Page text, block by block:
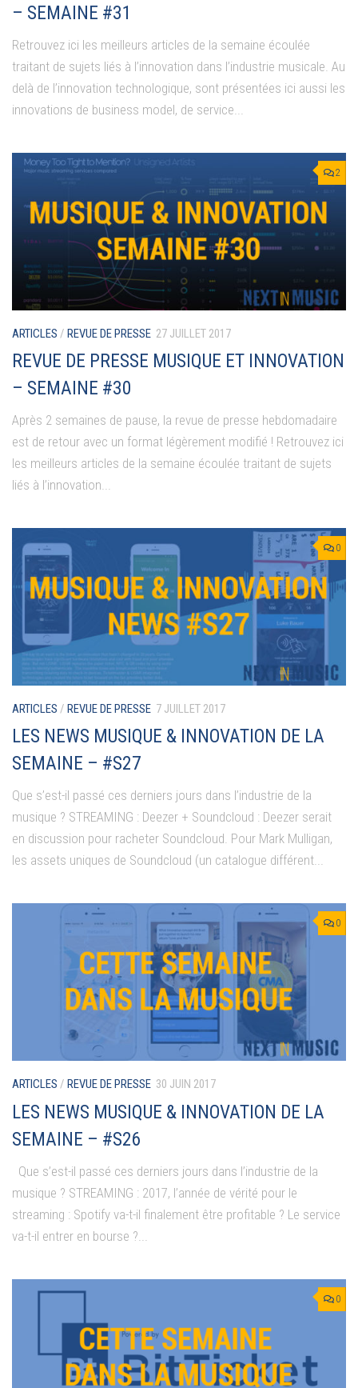
– SEMAINE #31
Retrouvez ici les meilleurs articles de la semaine écoulée
traitant de sujets liés à l’innovation dans l’industrie musicale. Au
delà de l’innovation technologique, sont présentées ici aussi les
innovations de business model, de service...
2
ARTICLES / REVUE DE PRESSE 27 JUILLET 2017
REVUE DE PRESSE MUSIQUE ET INNOVATION
– SEMAINE #30
Après 2 semaines de pause, la revue de presse hebdomadaire
est de retour avec un format légèrement modifié ! Retrouvez ici
les meilleurs articles de la semaine écoulée traitant de sujets
liés à l’innovation...
0
ARTICLES / REVUE DE PRESSE 7 JUILLET 2017
LES NEWS MUSIQUE & INNOVATION DE LA
SEMAINE – #S27
Que s’est-il passé ces derniers jours dans l’industrie de la
musique ? STREAMING : Deezer + Soundcloud : Deezer serait
en discussion pour racheter Soundcloud. Pour Mark Mulligan,
les assets uniques de Soundcloud (un catalogue différent...
0
ARTICLES / REVUE DE PRESSE 30 JUIN 2017
LES NEWS MUSIQUE & INNOVATION DE LA
SEMAINE – #S26
Que s’est-il passé ces derniers jours dans l’industrie de la
musique ? STREAMING : 2017, l’année de vérité pour le
streaming : Spotify va-t-il finalement être profitable ? Le service
va-t-il entrer en bourse ?...
0